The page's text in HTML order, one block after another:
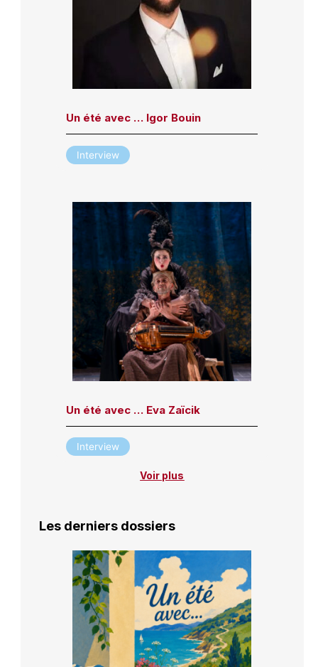
Un été avec … Igor Bouin
Interview
Un été avec … Eva Zaïcik
Interview
Voir plus
Les derniers dossiers